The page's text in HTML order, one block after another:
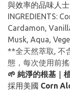
與效率的品味人士
INGREDIENTS:
Cardamon,
Musk, Aqua,
**全天然萃取, 不
態，每次使用前
🌱 純淨的根基｜
採用美國 Corn